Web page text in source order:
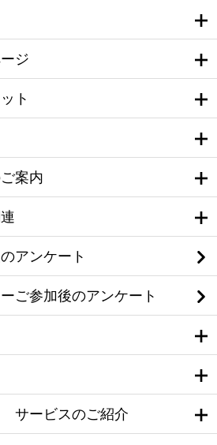
ジ
ト
案内
アンケート
ご参加後のアンケート
サービスのご紹介